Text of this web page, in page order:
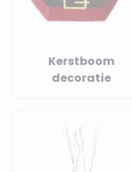
Kerstboom
decoratie